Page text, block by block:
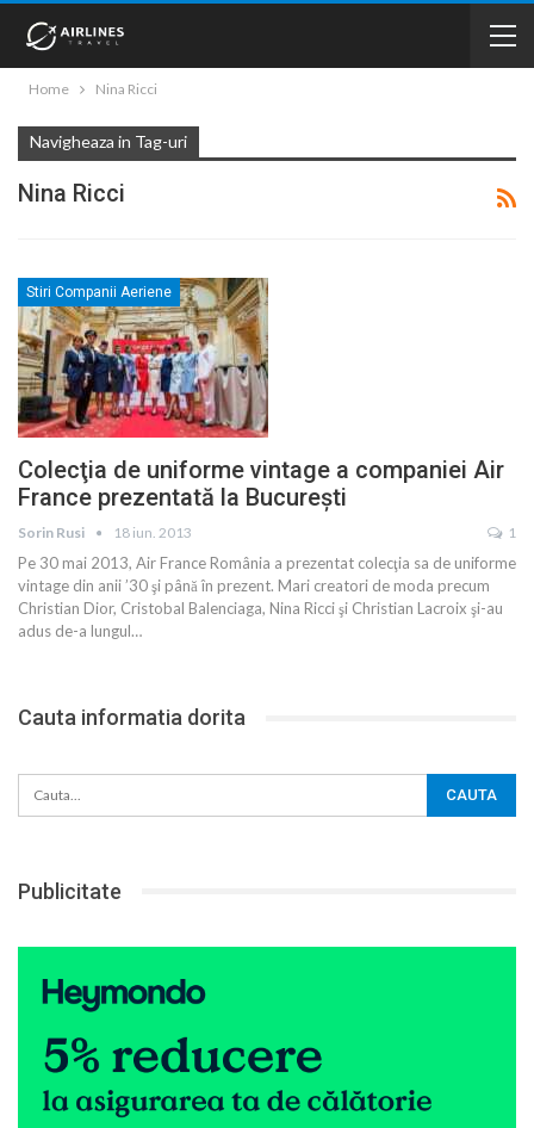
Home Nina Ricci
Navigheaza in Tag-uri
Nina Ricci
Stiri Companii Aeriene
Colecţia de uniforme vintage a companiei Air
France prezentată la Bucureşti
Sorin Rusi 18 iun. 2013 1
Pe 30 mai 2013, Air France România a prezentat colecţia sa de uniforme
vintage din anii ’30 şi până în prezent. Mari creatori de moda precum
Christian Dior, Cristobal Balenciaga, Nina Ricci şi Christian Lacroix şi-au
adus de-a lungul…
Cauta informatia dorita
Publicitate